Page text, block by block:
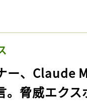
ー、Claude
。脅威エク